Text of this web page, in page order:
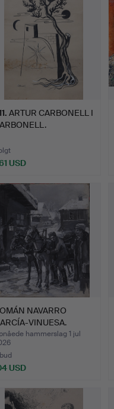
. ARTUR CARBONELL I
USD
NAVARRO
VINUESA.
hammerslag 1 jul
USD